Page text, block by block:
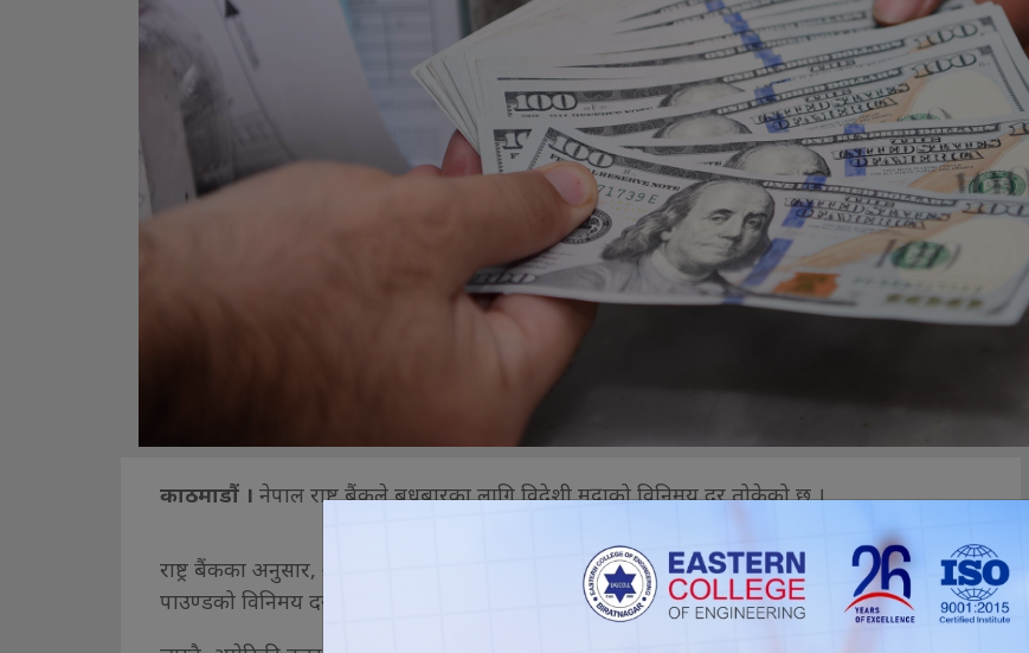
काठमाडौं । नेपाल राष्ट्र बैंकले बुधबारका लागि विदेशी मुद्राको विनिमय दर तोकेको छ ।
राष्ट्र बैंकका अनुसार, आज अमेरिकी डलर, यूरो र कतारी रियालको विनिमय दर स्थिर हुँदा बेलायती
पाउण्डको विनिमय दर सामान्य अंकमा बढेको छ ।